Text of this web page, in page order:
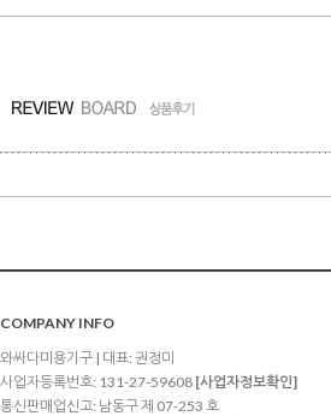
COMPANY INFO
와싸다미용기구 | 대표: 권정미
사업자등록번호: 131-27-59608 [사업자정보확인]
통신판매업신고: 남동구 제 07-253 호